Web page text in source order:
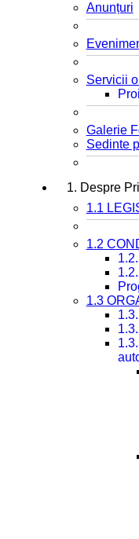
Anunțuri
Servicii
Galerie
Sedinte
1. Despre
1.1
1.2
1.3